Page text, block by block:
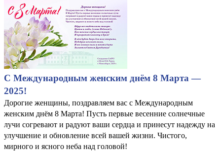
С Международным женским днём 8 Марта —
2025!
Дорогие женщины, поздравляем вас с Международным
женским днём 8 Марта! Пусть первые весенние солнечные
лучи согревают и радуют ваши сердца и принесут надежду на
улучшение и обновление всей вашей жизни. Чистого,
мирного и ясного неба над головой!